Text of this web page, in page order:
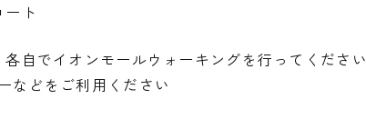
ート
自でイオンモールウォーキングを行ってください
などをご利用ください